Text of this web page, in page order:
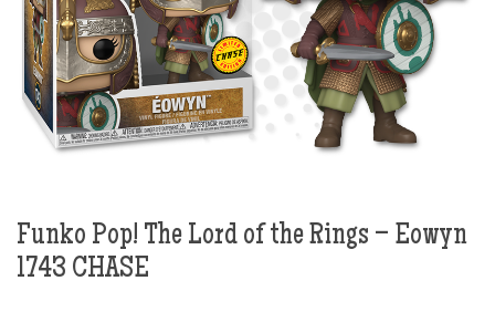
Funko Pop! The Lord of the Rings – Eowyn
1743 CHASE